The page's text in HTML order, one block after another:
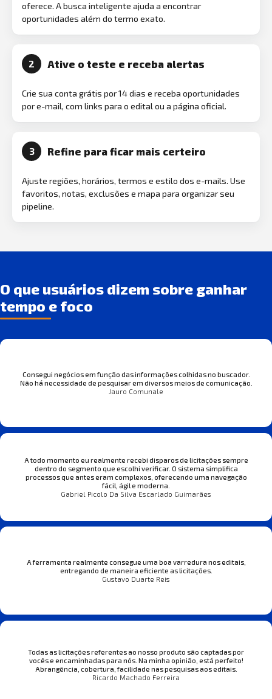
oferece. A busca inteligente ajuda a encontrar
oportunidades além do termo exato.
2 Ative o teste e receba alertas
Crie sua conta grátis por 14 dias e receba oportunidades
por e-mail, com links para o edital ou a página oficial.
3 Refine para ficar mais certeiro
Ajuste regiões, horários, termos e estilo dos e-mails. Use
favoritos, notas, exclusões e mapa para organizar seu
pipeline.
O que usuários dizem sobre ganhar
tempo e foco
Consegui negócios em função das informações colhidas no buscador.
Não há necessidade de pesquisar em diversos meios de comunicação.
Jauro Comunale
A todo momento eu realmente recebi disparos de licitações sempre
dentro do segmento que escolhi verificar. O sistema simplifica
processos que antes eram complexos, oferecendo uma navegação
fácil, ágil e moderna.
Gabriel Picolo Da Silva Escarlado Guimarães
A ferramenta realmente consegue uma boa varredura nos editais,
entregando de maneira eficiente as licitações.
Gustavo Duarte Reis
Todas as licitações referentes ao nosso produto são captadas por
vocês e encaminhadas para nós. Na minha opinião, está perfeito!
Abrangência, cobertura, facilidade nas pesquisas aos editais.
Ricardo Machado Ferreira